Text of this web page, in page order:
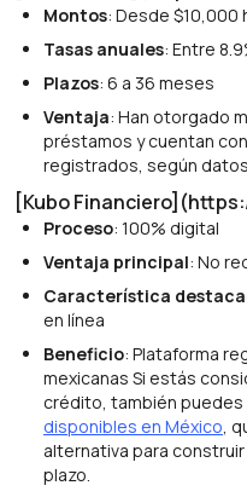
Montos: Desde $10,000
Tasas anuales: Entre
Plazos: 6 a 36 meses
Ventaja: Han otorgado
préstamos y cuentan
registrados, según
[Kubo
Proceso: 100% digital
Ventaja principal: No
Característica
en línea
Beneficio: Plataforma
mexicanas Si estás
crédito, también puedes
disponibles en México,
alternativa para
plazo.